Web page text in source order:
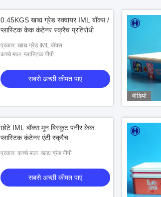
0.45KGS खाद्य ग्रेड स्क्वायर IML बॉक्स /
प्लास्टिक केक कंटेनर स्क्रैच प्रतिरोधी
प्रकार: खाद्य ग्रेड IML बॉक्स
कच्चे माल: प्लास्टिक पीपी
सबसे अच्छी कीमत पाएं
वीडियो
छोटे IML बॉक्स मून बिस्कुट पनीर केक
प्लास्टिक कंटेनर एंटी स्क्रैच
प्रकार: कच्चे माल: खाद्य ग्रेड पीपी
सबसे अच्छी कीमत पाएं